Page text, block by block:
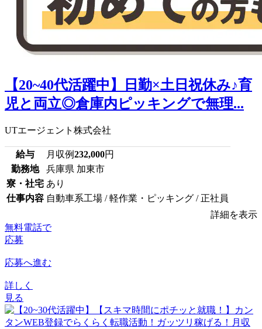
【20~40代活躍中】日勤×土日祝休み♪育
児と両立◎倉庫内ピッキングで無理...
UTエージェント株式会社
給与 月収例232,000円
勤務地
兵庫県 加東市
寮・社宅 あり
仕事内容 自動車系工場 / 軽作業・ピッキング / 正社員
詳細を表示
無料電話で
応募
応募へ進む
詳しく
見る